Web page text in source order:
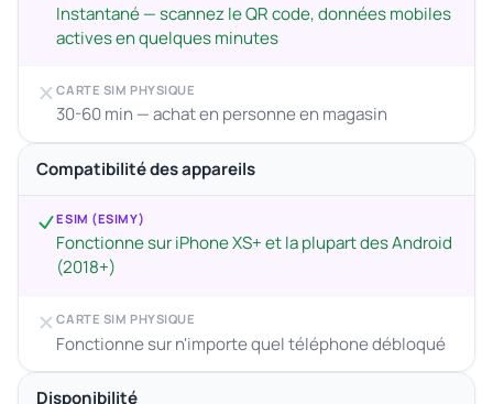
Instantané — scannez le QR code, données mobiles
actives en quelques minutes
CARTE SIM PHYSIQUE
30-60 min — achat en personne en magasin
Compatibilité des appareils
ESIM (ESIMY)
Fonctionne sur iPhone XS+ et la plupart des Android
(2018+)
CARTE SIM PHYSIQUE
Fonctionne sur n'importe quel téléphone débloqué
Disponibilité